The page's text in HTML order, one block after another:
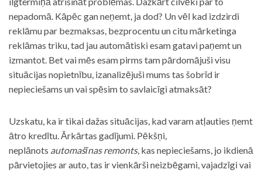
nepadomā. Kāpēc gan neņemt, ja dod? Un vēl kad izdzirdi
reklāmu par bezmaksas, bezprocentu un citu mārketinga
reklāmas triku, tad jau automātiski esam gatavi paņemt un
izmantot. Bet vai mēs esam pirms tam pārdomājuši visu
situācijas nopietnību, izanalizējuši mums tas šobrīd ir
nepieciešams un vai spēsim to savlaicīgi atmaksāt?
Uzskatu, ka ir tikai dažas situācijas, kad varam atļauties ņemt
ātro kredītu. Ārkārtas gadījumi. Pēkšņi,
neplānots automašīnas remonts, kas nepieciešams, jo ikdienā
pārvietojies ar auto, tas ir vienkārši neizbēgami, vajadzīgi vai